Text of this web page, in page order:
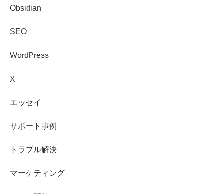
Obsidian
SEO
WordPress
X
エッセイ
サポート事例
トラブル解決
マーケティング